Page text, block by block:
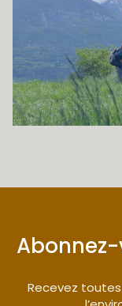
Recevez